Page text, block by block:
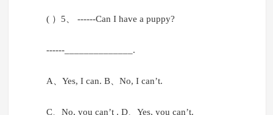
( ）5、 ------Can I have a puppy?
------______________.
A、Yes, I can. B、No, I can’t.
C、No, you can’t . D、Yes, you can’t.